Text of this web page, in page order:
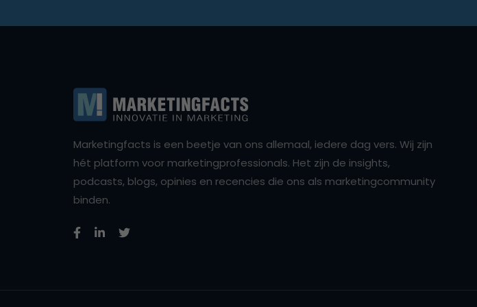
Marketingfacts is een beetje van ons allemaal, iedere dag vers. Wij zijn
hét platform voor marketingprofessionals. Het zijn de insights,
podcasts, blogs, opinies en recencies die ons als marketingcommunity
binden.